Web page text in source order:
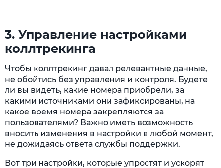
3. Управление настройками
коллтрекинга
Чтобы коллтрекинг давал релевантные данные,
не обойтись без управления и контроля. Будете
ли вы видеть, какие номера приобрели, за
какими источниками они зафиксированы, на
какое время номера закрепляются за
пользователями? Важно иметь возможность
вносить изменения в настройки в любой момент,
не дожидаясь ответа службы поддержки.
Вот три настройки, которые упростят и ускорят